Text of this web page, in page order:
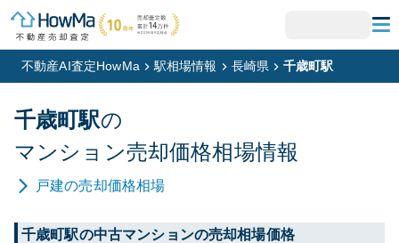
不動産AI査定HowMa 駅相場情報 長崎県 千歳町駅
千歳町駅の
マンション売却価格相場情報
戸建の売却価格相場
千歳町駅の中古マンションの売却相場価格